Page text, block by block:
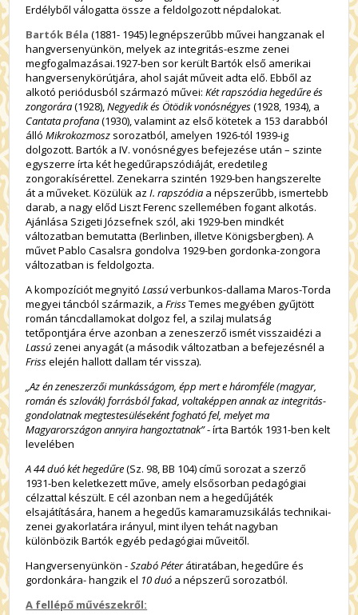
Erdélyből válogatta össze a feldolgozott népdalokat.
Bartók Béla (1881- 1945) legnépszerűbb művei hangzanak el
hangversenyünkön, melyek az integritás-eszme zenei
megfogalmazásai.1927-ben sor került Bartók első amerikai
hangversenykörútjára, ahol saját műveit adta elő. Ebből az
alkotó periódusból származó művei:Két rapszódia hegedűre és
zongorára(1928),Negyedik és Ötödik vonósnégyes(1928, 1934), a
Cantata profana(1930), valamint az első kötetek a 153 darabból
állóMikrokozmosz sorozatból, amelyen 1926-tól 1939-ig
dolgozott. Bartók a IV. vonósnégyes befejezése után – szinte
egyszerre írta két hegedűrapszódiáját, eredetileg
zongorakísérettel. Zenekarra szintén 1929-ben hangszerelte
át a műveket. Közülük azI. rapszódia a népszerűbb, ismertebb
darab, a nagy előd Liszt Ferenc szellemében fogant alkotás.
Ajánlása Szigeti Józsefnek szól, aki 1929-ben mindkét
változatban bemutatta (Berlinben, illetve Königsbergben). A
művet Pablo Casalsra gondolva 1929-ben gordonka-zongora
változatban is feldolgozta.
A kompozíciót megnyitóLassúverbunkos-dallama Maros-Torda
megyei táncból származik, aFrissTemes megyében gyűjtött
román táncdallamokat dolgoz fel, a szilaj mulatság
tetőpontjára érve azonban a zeneszerző ismét visszaidézi a
Lassú zenei anyagát (a második változatban a befejezésnél a
Frisselején hallott dallam tér vissza).
„Az én zeneszerzői munkásságom, épp mert e háromféle (magyar,
román és szlovák) forrásból fakad, voltaképpen annak az integritás-
gondolatnak megtestesüléseként fogható fel, melyet ma
Magyarországon annyira hangoztatnak”- írta Bartók 1931-ben kelt
levelében
A 44 duó két hegedűre(Sz. 98, BB 104) című sorozat a szerző
1931-ben keletkezett műve, amely elsősorban pedagógiai
célzattal készült. E cél azonban nem a hegedűjáték
elsajátítására, hanem a hegedűs kamaramuzsikálás technikai-
zenei gyakorlatára irányul, mint ilyen tehát nagyban
különbözik Bartók egyéb pedagógiai műveitől.
Hangversenyünkön -Szabó Péterátiratában, hegedűre és
gordonkára- hangzik el 10 duó a népszerű sorozatból.
A fellépő művészekről: